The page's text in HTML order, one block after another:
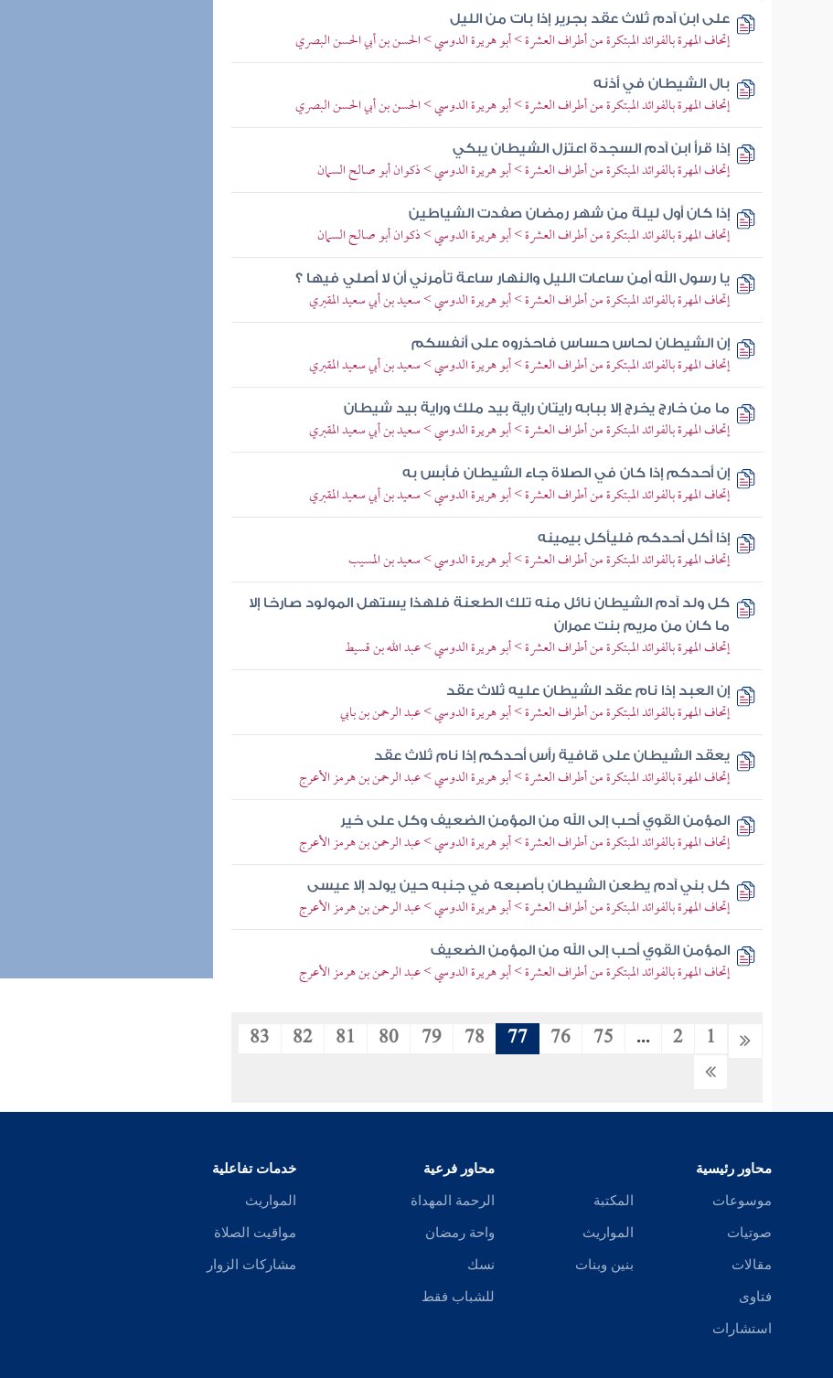
على ابن آدم ثلاث عقد بجرير إذا بات من الليل
إتحاف المهرة بالفوائد المبتكرة من أطراف العشرة > أبو هريرة الدوسي > الحسن بن أبي الحسن البصري
بال الشيطان في أذنه
إتحاف المهرة بالفوائد المبتكرة من أطراف العشرة > أبو هريرة الدوسي > الحسن بن أبي الحسن البصري
إذا قرأ ابن آدم السجدة اعتزل الشيطان يبكي
إتحاف المهرة بالفوائد المبتكرة من أطراف العشرة > أبو هريرة الدوسي > ذكوان أبو صالح السمان
إذا كان أول ليلة من شهر رمضان صفدت الشياطين
إتحاف المهرة بالفوائد المبتكرة من أطراف العشرة > أبو هريرة الدوسي > ذكوان أبو صالح السمان
يا رسول الله أمن ساعات الليل والنهار ساعة تأمرني أن لا أصلي فيها ؟
إتحاف المهرة بالفوائد المبتكرة من أطراف العشرة > أبو هريرة الدوسي > سعيد بن أبي سعيد المقبري
إن الشيطان لحاس حساس فاحذروه على أنفسكم
إتحاف المهرة بالفوائد المبتكرة من أطراف العشرة > أبو هريرة الدوسي > سعيد بن أبي سعيد المقبري
ما من خارج يخرج إلا ببابه رايتان راية بيد ملك وراية بيد شيطان
إتحاف المهرة بالفوائد المبتكرة من أطراف العشرة > أبو هريرة الدوسي > سعيد بن أبي سعيد المقبري
إن أحدكم إذا كان في الصلاة جاء الشيطان فأبس به
إتحاف المهرة بالفوائد المبتكرة من أطراف العشرة > أبو هريرة الدوسي > سعيد بن أبي سعيد المقبري
إذا أكل أحدكم فليأكل بيمينه
إتحاف المهرة بالفوائد المبتكرة من أطراف العشرة > أبو هريرة الدوسي > سعيد بن المسيب
كل ولد آدم الشيطان نائل منه تلك الطعنة فلهذا يستهل المولود صارخا إلا
ما كان من مريم بنت عمران
إتحاف المهرة بالفوائد المبتكرة من أطراف العشرة > أبو هريرة الدوسي > عبد الله بن قسيط
إن العبد إذا نام عقد الشيطان عليه ثلاث عقد
إتحاف المهرة بالفوائد المبتكرة من أطراف العشرة > أبو هريرة الدوسي > عبد الرحمن بن بابي
يعقد الشيطان على قافية رأس أحدكم إذا نام ثلاث عقد
إتحاف المهرة بالفوائد المبتكرة من أطراف العشرة > أبو هريرة الدوسي > عبد الرحمن بن هرمز الأعرج
المؤمن القوي أحب إلى الله من المؤمن الضعيف وكل على خير
إتحاف المهرة بالفوائد المبتكرة من أطراف العشرة > أبو هريرة الدوسي > عبد الرحمن بن هرمز الأعرج
كل بني آدم يطعن الشيطان بأصبعه في جنبه حين يولد إلا عيسى
إتحاف المهرة بالفوائد المبتكرة من أطراف العشرة > أبو هريرة الدوسي > عبد الرحمن بن هرمز الأعرج
المؤمن القوي أحب إلى الله من المؤمن الضعيف
إتحاف المهرة بالفوائد المبتكرة من أطراف العشرة > أبو هريرة الدوسي > عبد الرحمن بن هرمز الأعرج
1
2
...
75
76
77
78
79
80
81
82
83
محاور رئيسية
موسوعات
صوتيات
مقالات
فتاوى
استشارات
المكتبة
المواريث
بنين وبنات
محاور فرعية
الرحمة المهداة
واحة رمضان
نسك
للشباب فقط
خدمات تفاعلية
المواريث
مواقيت الصلاة
مشاركات الزوار